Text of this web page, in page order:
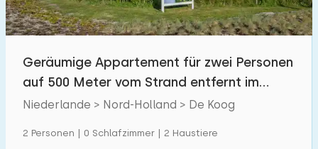
Geräumige Appartement für zwei Personen
auf 500 Meter vom Strand entfernt im
Koog – Texel.
Niederlande > Nord-Holland > De Koog
2 Personen | 0 Schlafzimmer | 2 Haustiere